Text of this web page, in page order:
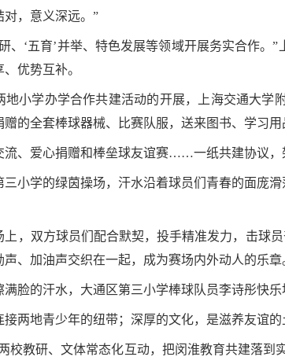
，意义深远。”
、‘五育’并举、特色发展等领域开展务实合作
优势互补。
地小学办学合作共建活动的开展，上海交通大
的全套棒球器械、比赛队服，送来图书、学习
流、爱心捐赠和棒垒球友谊赛……一纸共建协议，
三小学的绿茵操场，汗水沿着球员们青春的面庞
上，双方球员们配合默契，投手精准发力，击球
、加油声交织在一起，成为赛场内外动人的乐章
满脸的汗水，大通区第三小学棒球队员李诗彤快
两地青少年的纽带；深厚的文化，是滋养友谊
校教研、文体常态化互动，把闵淮教育共建落